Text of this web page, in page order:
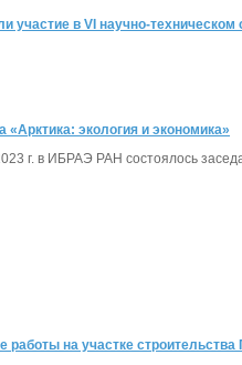
участие в VI научно-
экология и экономика»
г. в ИБРАЭ РАН состоялось
работы на участке